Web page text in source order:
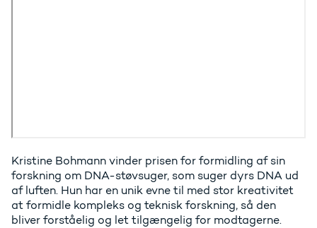
Kristine Bohmann vinder prisen for formidling af sin
forskning om DNA-støvsuger, som suger dyrs DNA ud
af luften. Hun har en unik evne til med stor kreativitet
at formidle kompleks og teknisk forskning, så den
bliver forståelig og let tilgængelig for modtagerne.